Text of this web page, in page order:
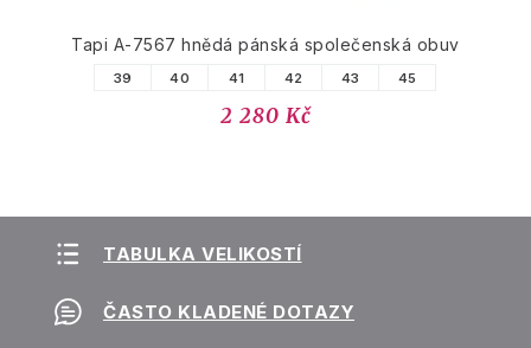
Tapi A-7567 hnědá pánská společenská obuv
39 40 41 42 43 45
2 280 Kč
TABULKA VELIKOSTÍ
ČASTO KLADENÉ DOTAZY